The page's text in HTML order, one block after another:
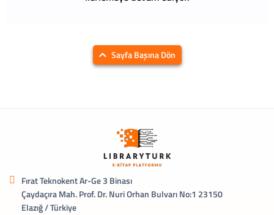
Sayfa Başına Dön
Fırat Teknokent Ar-Ge 3 Binası
Çaydaçıra Mah. Prof. Dr. Nuri Orhan Bulvarı No:1 23150
Elazığ / Türkiye